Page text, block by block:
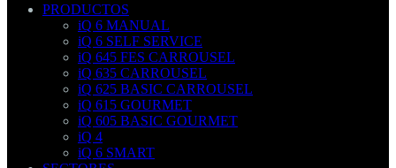
PRODUCTOS
iQ 6 MANUAL
iQ 6 SELF SERVICE
iQ 645 FES CARROUSEL
iQ 635 CARROUSEL
iQ 625 BASIC CARROUSEL
iQ 615 GOURMET
iQ 605 BASIC GOURMET
iQ 4
iQ 6 SMART